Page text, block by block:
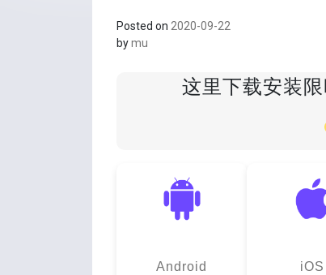
Posted on 2020-09-22
bymu
这里下载安装
Android iOS